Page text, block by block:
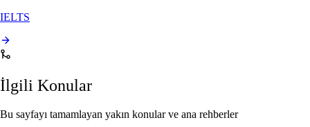
IELTS
İlgili Konular
Bu sayfayı tamamlayan yakın konular ve ana rehberler